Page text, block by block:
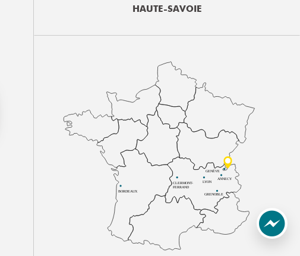
HAUTE-SAVOIE
BORDEAUX
CLERMONT-
FERRAND
LYON
ANNECY
GRENOBLE
GENÈVE